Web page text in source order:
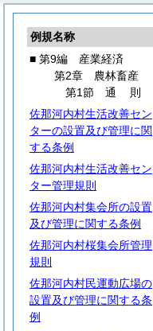
例規名称
■ 第9編 産業経済
第2章 農林畜産
第1節 通 則
佐那河内村生活改善セン
ターの設置及び管理に関
する条例
佐那河内村生活改善セン
ター管理規則
佐那河内村集会所の設置
及び管理に関する条例
佐那河内村桜集会所管理
規則
佐那河内村民運動広場の
設置及び管理に関する条
例